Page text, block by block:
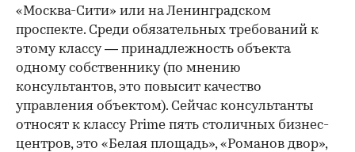
00:00 / 00:00
«Москва-Сити» или на Ленинградском
проспекте. Среди обязательных требований к
этому классу — принадлежность объекта
одному собственнику (по мнению
консультантов, это повысит качество
управления объектом). Сейчас консультанты
относят к классу Prime пять столичных бизнес-
центров, это «Белая площадь», «Романов двор»,